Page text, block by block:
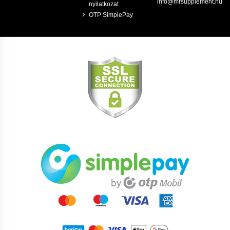
nyilatkozat
OTP SimplePay
info@mrsupplement.hu